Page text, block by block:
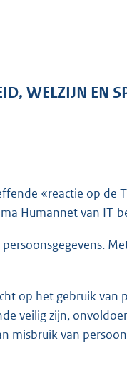
WELZIJN EN
«reactie op de
Humannet van IT-
op het gebruik van
veilig zijn,
misbruik van